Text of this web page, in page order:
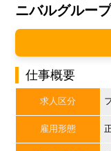
ニバルグルー
仕事概要
求人区分
雇用形態